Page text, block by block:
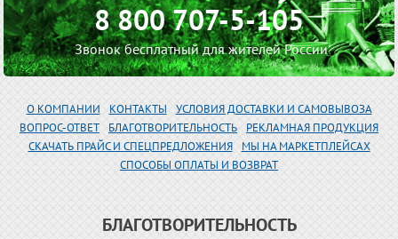
8 800 707-5-105
Звонок бесплатный для жителей России
О КОМПАНИИ КОНТАКТЫ
УСЛОВИЯ ДОСТАВКИ И САМОВЫВОЗА
ВОПРОС-ОТВЕТ
БЛАГОТВОРИТЕЛЬНОСТЬ
РЕКЛАМНАЯ ПРОДУКЦИЯ
СКАЧАТЬ ПРАЙС И СПЕЦПРЕДЛОЖЕНИЯ
МЫ НА МАРКЕТПЛЕЙСАХ
СПОСОБЫ ОПЛАТЫ И ВОЗВРАТ
БЛАГОТВОРИТЕЛЬНОСТЬ